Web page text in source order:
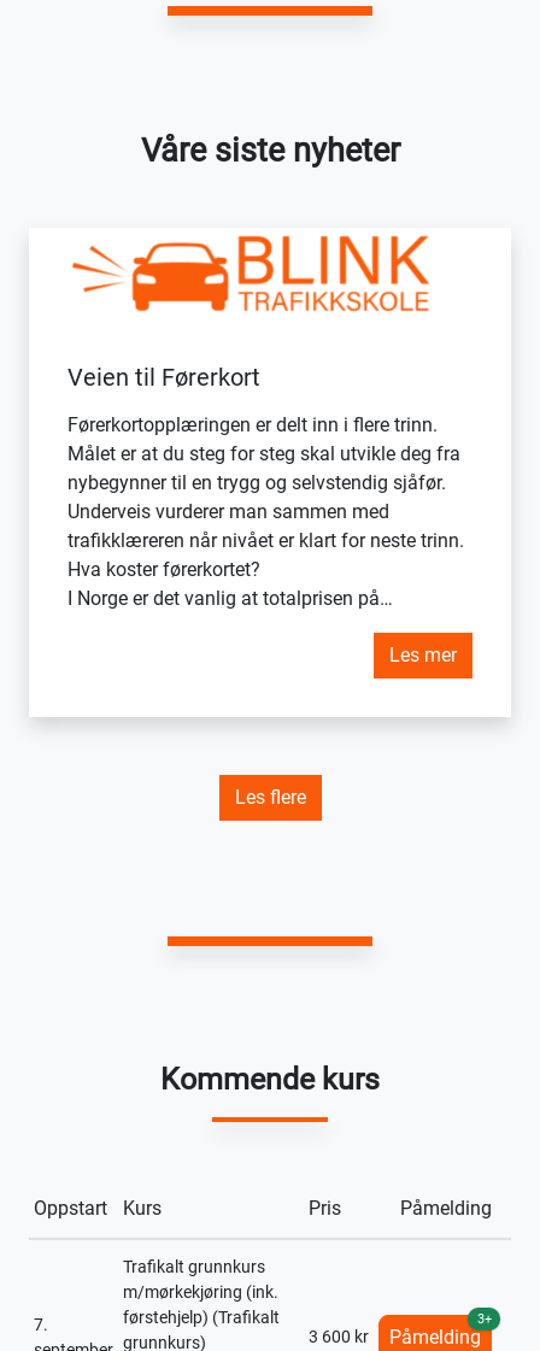
Våre siste nyheter
Veien til Førerkort
Førerkortopplæringen er delt inn i flere trinn.
Målet er at du steg for steg skal utvikle deg fra
nybegynner til en trygg og selvstendig sjåfør.
Underveis vurderer man sammen med
trafikklæreren når nivået er klart for neste trinn.
Hva koster førerkortet?
I Norge er det vanlig at totalprisen på…
Les mer
Les flere
Kommende kurs
Oppstart Kurs Pris Påmelding
7.
Trafikalt grunnkurs
m/mørkekjøring (ink.
førstehjelp) (Trafikalt
grunnkurs)
3 600 kr Påmelding
3+